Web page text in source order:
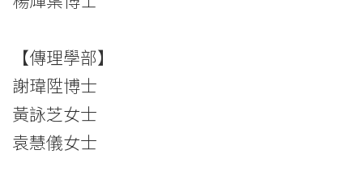
【傳理學部】
謝瑋陞博士
黃詠芝女士
袁慧儀女士